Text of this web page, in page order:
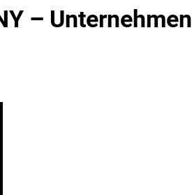
– Unternehmen